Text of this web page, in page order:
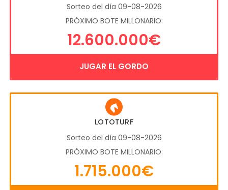
Sorteo del día 09-08-2026
PRÓXIMO BOTE MILLONARIO:
12.600.000€
JUGAR EL GORDO
LOTOTURF
Sorteo del día 09-08-2026
PRÓXIMO BOTE MILLONARIO:
1.715.000€